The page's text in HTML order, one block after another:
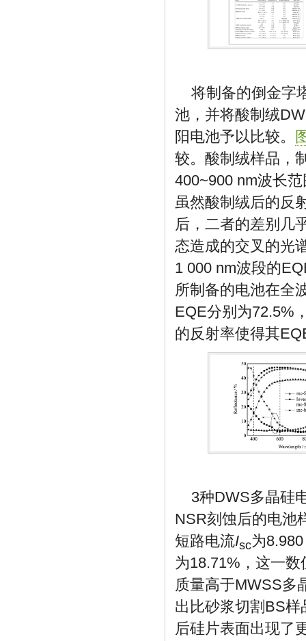
将制备的倒金字
池，并将酸制绒
阳电池予以比较。
较。酸制绒样品，
400~900 nm波长
虽然酸制绒后的反
后，二者的差别几
态造成的交叉的光
1 000 nm波段的
所制备的电池在全
EQE分别为72.5%
的反射率使得其
3种DWS多晶硅
NSR刻蚀后的电池
短路电流Isc为
为18.71%，这一
质量高于MWSS多
出比砂浆切割BS
后硅片表面出现了